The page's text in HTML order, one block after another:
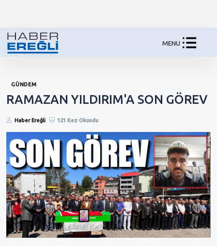
MENU
GÜNDEM
RAMAZAN YILDIRIM'A SON GÖREV
Haber Ereğli 121 Kez Okundu